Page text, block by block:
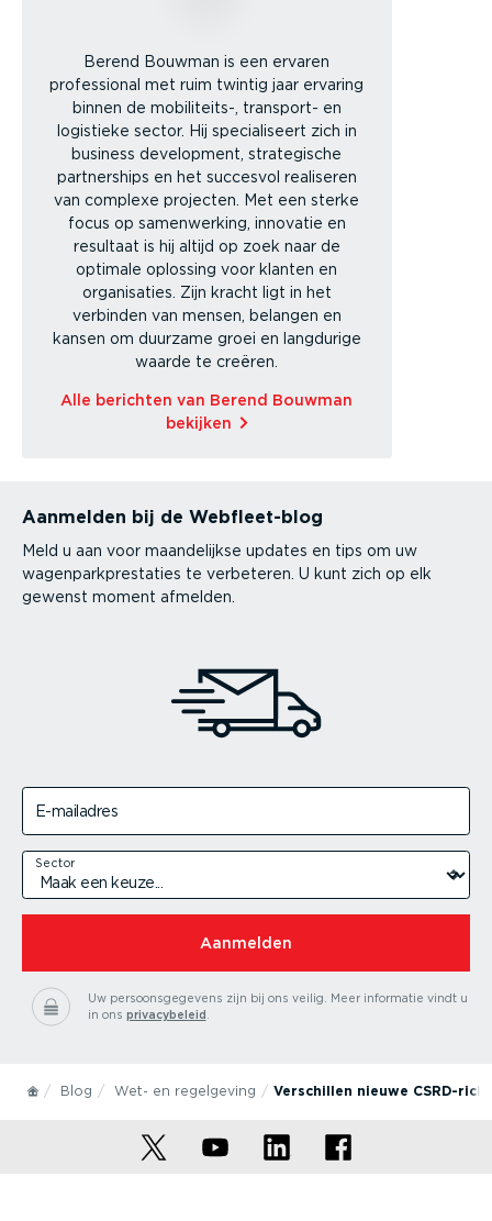
Berend Bouwman is een ervaren
professional met ruim twintig jaar ervaring
binnen de mobiliteits-, transport- en
logistieke sector. Hij specialiseert zich in
business development, strategische
partnerships en het succesvol realiseren
van complexe projecten. Met een sterke
focus op samenwerking, innovatie en
resultaat is hij altijd op zoek naar de
optimale oplossing voor klanten en
organisaties. Zijn kracht ligt in het
verbinden van mensen, belangen en
kansen om duurzame groei en langdurige
waarde te creëren.
Alle berichten van Berend Bouwman
bekijken
Aanmelden bij de Webfleet-blog
Meld u aan voor maandelijkse updates en tips om uw
wagenparkprestaties te verbeteren. U kunt zich op elk
gewenst moment afmelden.
E-mailadres
Sector
Aanmelden
Uw persoonsgegevens zijn bij ons veilig.
Meer informatie vindt u
in ons privacybeleid
Blog Wet- en regelgeving Verschillen nieuwe CSRD-